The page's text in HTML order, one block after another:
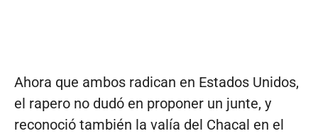
Ahora que ambos radican en Estados Unidos,
el rapero no dudó en proponer un junte, y
reconoció también la valía del Chacal en el